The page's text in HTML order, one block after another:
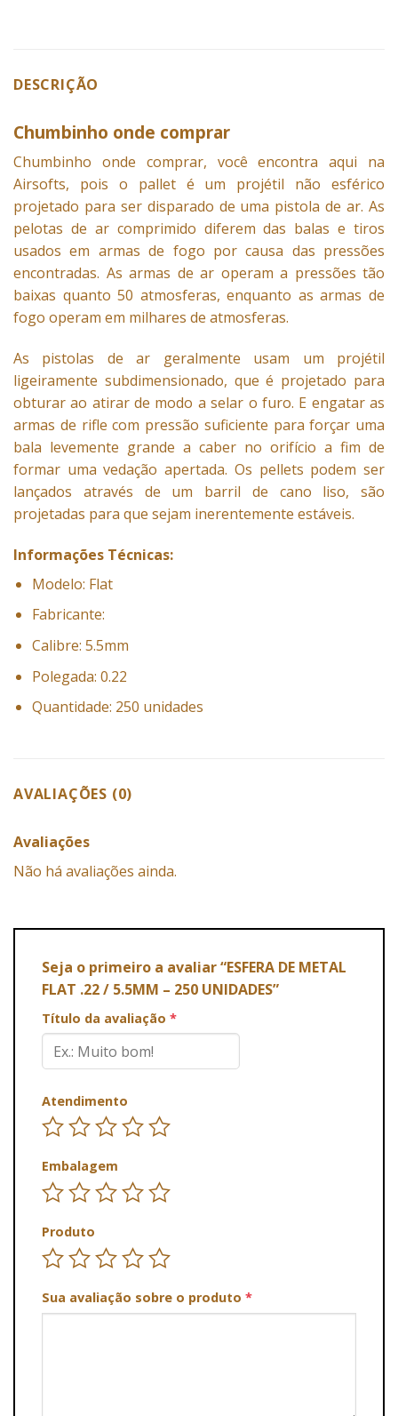
DESCRIÇÃO
Chumbinho onde comprar
Chumbinho onde comprar, você encontra aqui na
Airsofts, pois o palleté um projétil não esférico
projetado para ser disparado de uma pistola de ar. As
pelotas de ar comprimido diferem das balas e tiros
usados ​​em armas de fogo por causa das pressões
encontradas. As armas de ar operam a pressões tão
baixas quanto 50 atmosferas, enquanto as armas de
fogo operam em milhares de atmosferas.
As pistolas de ar geralmente usam um projétil
ligeiramente subdimensionado, que é projetado para
obturar ao atirar de modo a selar o furo. E engatar as
armas de rifle com pressão suficiente para forçar uma
bala levemente grande a caber no orifício a fim de
formar uma vedação apertada. Os pellets podem ser
lançados através de um barril de cano liso, são
projetadas para que sejam inerentemente estáveis.
Informações Técnicas:
Modelo: Flat
Fabricante:
Calibre: 5.5mm
Polegada: 0.22
Quantidade: 250 unidades
AVALIAÇÕES (0)
Avaliações
Não há avaliações ainda.
Seja o primeiro a avaliar “ESFERA DE METAL
FLAT .22 / 5.5MM – 250 UNIDADES”
Título da avaliação *
Atendimento
Embalagem
Produto
Sua avaliação sobre o produto *